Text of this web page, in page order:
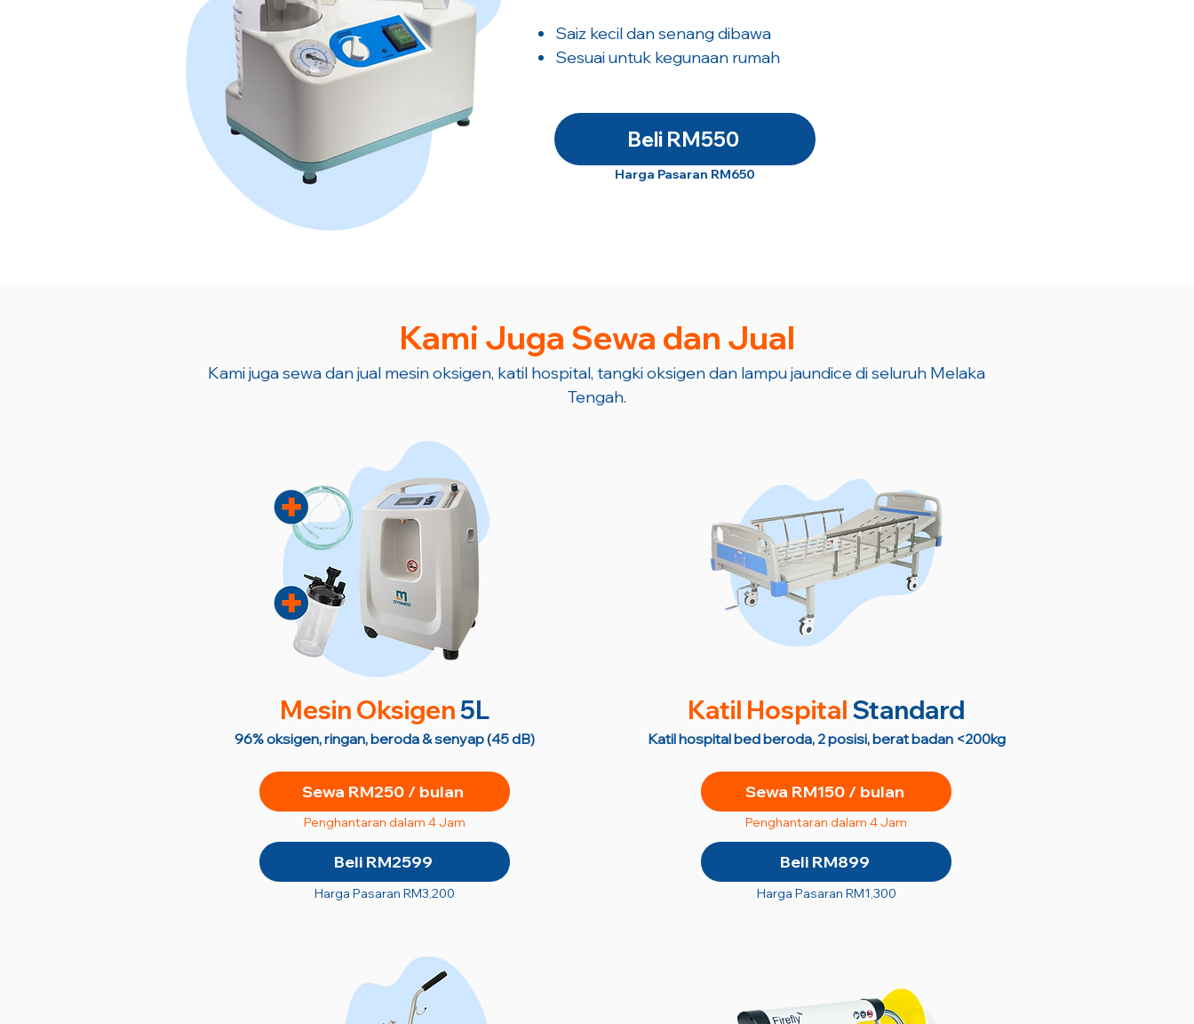
Saiz kecil dan senang dibawa
Sesuai untuk kegunaan rumah
Beli RM550
Harga Pasaran RM650
Kami Juga Sewa dan Jual
Kami juga sewa dan jual mesin oksigen, katil hospital, tangki oksigen dan lampu jaundice di seluruh Melaka
Tengah.
Mesin Oksigen5L
96% oksigen, ringan, beroda & senyap (45 dB)
Sewa RM250 / bulan
Penghantaran dalam 4 Jam
Beli RM2599
Harga Pasaran RM3,200
Katil Hospital Standard
Katil hospital bed beroda, 2 posisi, berat badan <200kg
Sewa RM150 / bulan
Penghantaran dalam 4 Jam
Beli RM899
Harga Pasaran RM1,300